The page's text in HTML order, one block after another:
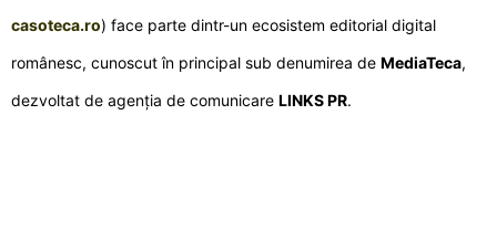
casoteca.ro) face parte dintr-un ecosistem editorial digital
românesc, cunoscut în principal sub denumirea de MediaTeca,
dezvoltat de agenția de comunicare LINKS PR.